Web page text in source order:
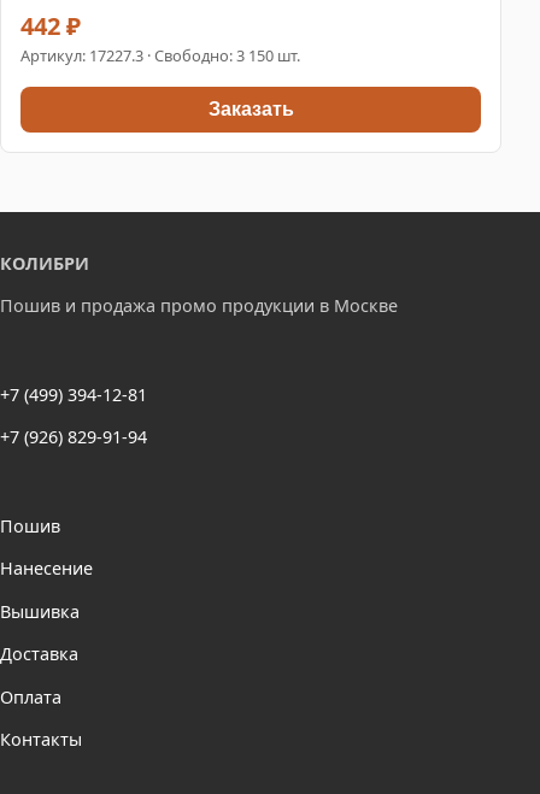
442 ₽
Артикул: 17227.3 · Свободно: 3 150 шт.
Заказать
КОЛИБРИ
Пошив и продажа промо продукции в Москве
+7 (499) 394-12-81
+7 (926) 829-91-94
Пошив
Нанесение
Вышивка
Доставка
Оплата
Контакты